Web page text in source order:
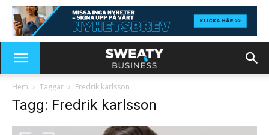
Hem Taggar Fredrik karlsson
Tagg: Fredrik karlsson